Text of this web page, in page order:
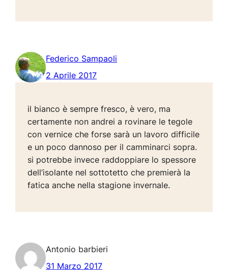
Federico Sampaoli
2 Aprile 2017
il bianco è sempre fresco, è vero, ma
certamente non andrei a rovinare le tegole
con vernice che forse sarà un lavoro difficile
e un poco dannoso per il camminarci sopra.
si potrebbe invece raddoppiare lo spessore
dell’isolante nel sottotetto che premierà la
fatica anche nella stagione invernale.
Antonio barbieri
31 Marzo 2017